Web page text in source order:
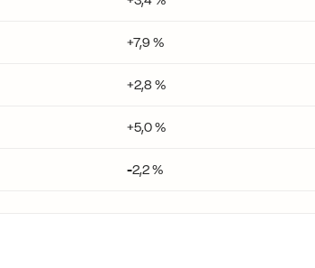
+7,9 %
+2,8 %
+5,0 %
-2,2 %